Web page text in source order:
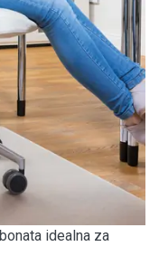
idealna za